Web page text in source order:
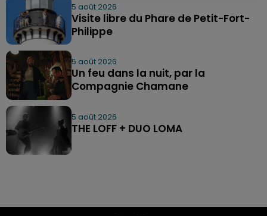
5 août 2026
Visite libre du Phare de Petit-Fort-
Philippe
5 août 2026
Un feu dans la nuit, par la
Compagnie Chamane
5 août 2026
THE LOFF + DUO LOMA